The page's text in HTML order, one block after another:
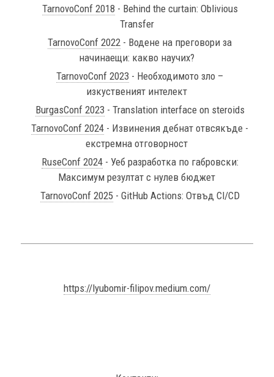
TarnovoConf 2018 - Behind the curtain: Oblivious
Transfer
TarnovoConf 2022 - Водене на преговори за
начинаещи: какво научих?
TarnovoConf 2023 - Необходимото зло –
изкуственият интелект
BurgasConf 2023 - Translation interface on steroids
TarnovoConf 2024 - Извинения дебнат отвсякъде -
екстремна отговорност
RuseConf 2024- Уеб разработка по габровски:
Максимум резултат с нулев бюджет
TarnovoConf 2025- GitHub Actions: Отвъд CI/CD
https://lyubomir-filipov.medium.com/